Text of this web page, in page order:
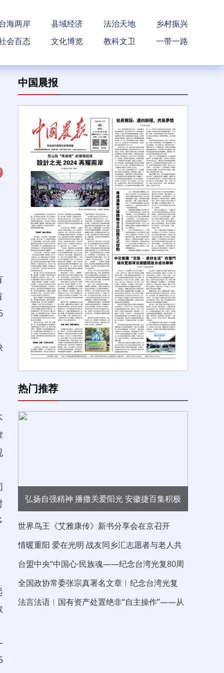
海两岸 县域经济 法治天地
乡村振兴
会百态 文化博览 教科文卫 一带一路
中国晨报
热门推荐
弘扬自强精神 播撒关爱阳光 安徽捷百集积极
开展全国助残日爱心慰问公益活动
世界鸟王《艾雅康传》新书分享会在京召开
情暖重阳 爱在光明 战友同乡汇志愿者与老人共
度重阳节
台盟中央“中国心·民族魂——纪念台湾光复80周
年”大江论坛在京举行 中国晨报社长兼
全国政协常委张宗真署名文章︱纪念台湾光复
80 周年 以伟大的抗战精神“反独促统”
法言法语︱国有资产处置绝非“自主操作”——从